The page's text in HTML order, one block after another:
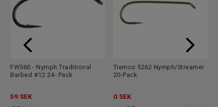
FW560 - Nymph Traditional
Barbed #12 24- Pack
59 SEK
Tiemco 5262 Nymph/Streamer
20-Pack
0 SEK